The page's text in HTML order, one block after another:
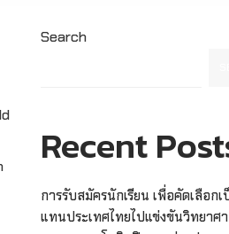
Search
Recent
การรับสมัครนักเรียน เพื่อคัดเลือก
แทนประเทศไทยไปแข่งขันวิทยาศ